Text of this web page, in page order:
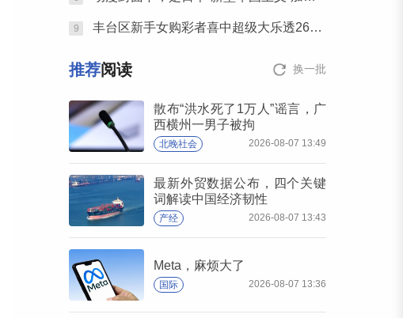
9 丰台区新手女购彩者喜中超级大乐透26087期一等奖
推荐阅读 换一批
散布“洪水死了1万人”谣言，广
西横州一男子被拘
北晚社会 2026-08-07 13:49
最新外贸数据公布，四个关键
词解读中国经济韧性
产经 2026-08-07 13:43
Meta，麻烦大了
国际 2026-08-07 13:36